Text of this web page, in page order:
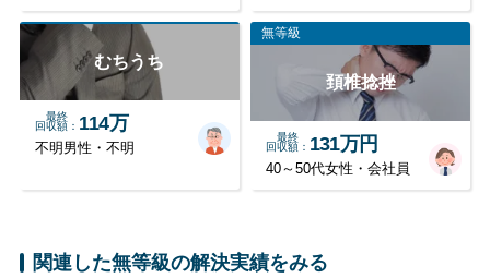
むちうち
最終
回収額
114万
不明男性・不明
無等級
頚椎捻挫
最終
回収額
131万円
40～50代女性・会社員
関連した無等級の解決実績をみる